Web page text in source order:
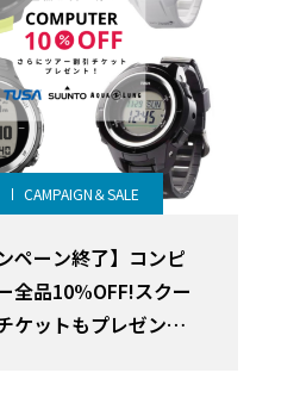
CAMPAIGN＆SALE
ペーン終了】コンピ
全品10%OFF!スクー
ケットもプレゼント